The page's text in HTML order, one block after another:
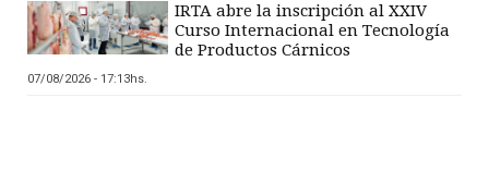
IRTA abre la inscripción al XXIV
Curso Internacional en Tecnología
de Productos Cárnicos
07/08/2026 - 17:13hs.